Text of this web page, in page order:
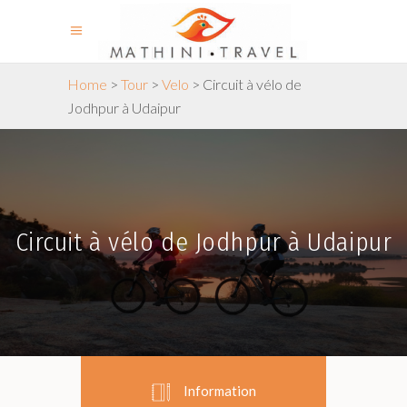
Home > Tour > Velo > Circuit à vélo de
Jodhpur à Udaipur
Circuit à vélo de Jodhpur à Udaipur
Information